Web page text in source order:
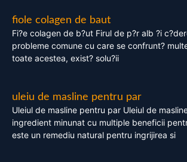
fiole colagen de baut
Fi?e colagen de b?ut Firul de p?r alb ?i
probleme comune cu care se confrunt?
toate acestea, exist? solu?ii
uleiu de masline pentru par
Uleiul de masline pentru par Uleiul de
ingredient minunat cu multiple beneficii
este un remediu natural pentru ingrijirea si